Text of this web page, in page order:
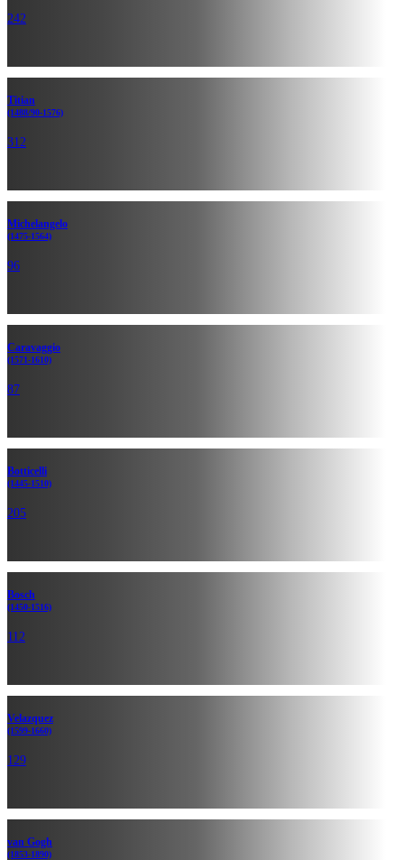
242
Titian
(1488/90-1576)
312
Michelan­gelo
(1475-1564)
96
Caravaggio
(1571-1610)
87
Botticelli
(1445-1510)
205
Bosch
(1450-1516)
112
Velazquez
(1599-1660)
129
van Gogh
(1853-1890)